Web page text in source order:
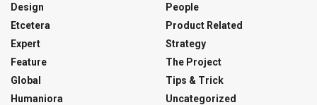
Design
Etcetera
Expert
Feature
Global
Humaniora
People
Product Related
Strategy
The Project
Tips & Trick
Uncategorized